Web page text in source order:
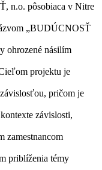
n.o. pôsobiaca v Nitre
„BUDÚCNOSŤ
ohrozené násilím
projektu je
pričom je
závislosti,
zamestnancom
priblíženia témy